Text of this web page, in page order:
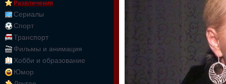
Развлечения
Сериалы
Спорт
Транспорт
Фильмы и анимация
Хобби и образование
Юмор